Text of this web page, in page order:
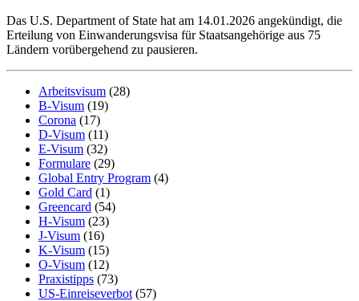
Das U.S. Department of State hat am 14.01.2026 angekündigt, die
Erteilung von Einwanderungsvisa für Staatsangehörige aus 75
Ländern vorübergehend zu pausieren.
Arbeitsvisum (28)
B-Visum (19)
Corona (17)
D-Visum (11)
E-Visum (32)
Formulare (29)
Global Entry Program (4)
Gold Card (1)
Greencard (54)
H-Visum (23)
J-Visum (16)
K-Visum (15)
O-Visum (12)
Praxistipps (73)
US-Einreiseverbot (57)